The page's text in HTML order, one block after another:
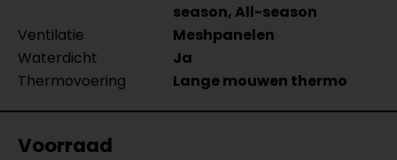
season, All-season
Ventilatie
Meshpanelen
Waterdicht
Ja
Thermovoering
Lange mouwen thermo
Voorraad